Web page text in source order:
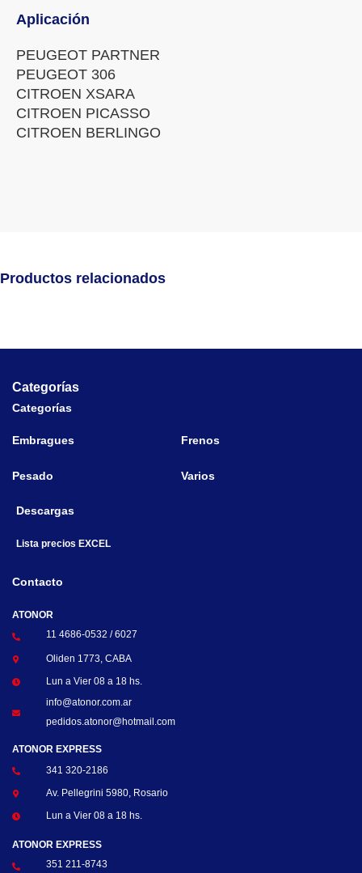
Aplicación
PEUGEOT PARTNER
PEUGEOT 306
CITROEN XSARA
CITROEN PICASSO
CITROEN BERLINGO
Productos relacionados
Categorías
Categorías
Embragues Frenos
Pesado Varios
Descargas
Lista precios EXCEL
Contacto
ATONOR
11 4686-0532 / 6027
Oliden 1773, CABA
Lun a Vier 08 a 18 hs.
info@atonor.com.ar
pedidos.atonor@hotmail.com
ATONOR EXPRESS
341 320-2186
Av. Pellegrini 5980, Rosario
Lun a Vier 08 a 18 hs.
ATONOR EXPRESS
351 211-8743